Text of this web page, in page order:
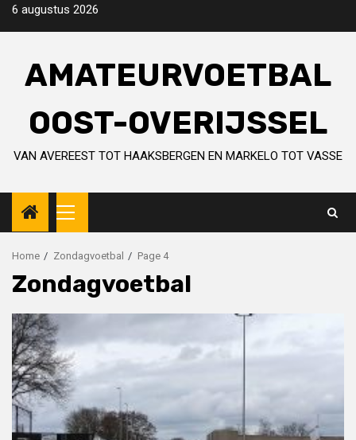
Skip6 augustus 2026
AMATEURVOETBAL
OOST-OVERIJSSEL
VAN AVEREEST TOT HAAKSBERGEN EN MARKELO TOT VASSE
Primary
Menu
Home Zondagvoetbal Page 4
Zondagvoetbal